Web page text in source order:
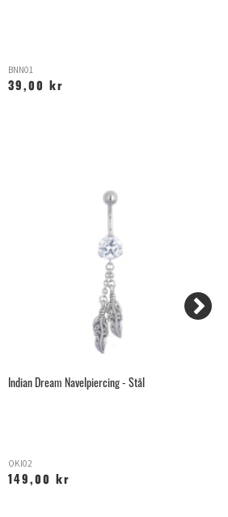
BNN01
39,00 kr
Indian Dream Navelpiercing - Stål
OKI02
149,00 kr